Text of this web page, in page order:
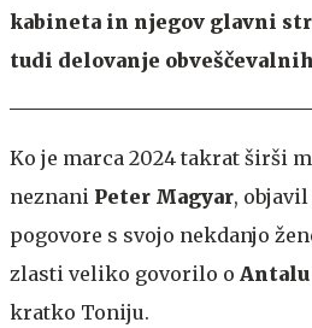
kabineta in njegov glavni
tudi delovanje
Ko je marca 2024 takrat širši
neznani Peter Magyar,
pogovore s svojo nekdanjo
zlasti veliko govorilo o Antalu
kratko Toniju.